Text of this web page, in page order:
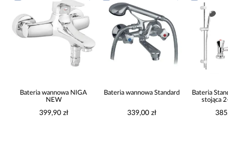
Bateria wannowa NIGA
NEW
399,90 zł
Bateria wannowa Standard
339,00 zł
Bateria
stojąca